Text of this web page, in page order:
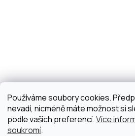
Používáme soubory cookies.
nevadí, nicméně máte možnost si
podle vašich preferencí.Více
soukromí.